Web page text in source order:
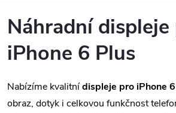
Náhradní displeje
iPhone 6 Plus
Nabízíme kvalitnídispleje pro iPhone
obraz, dotyk i celkovou funkčnost